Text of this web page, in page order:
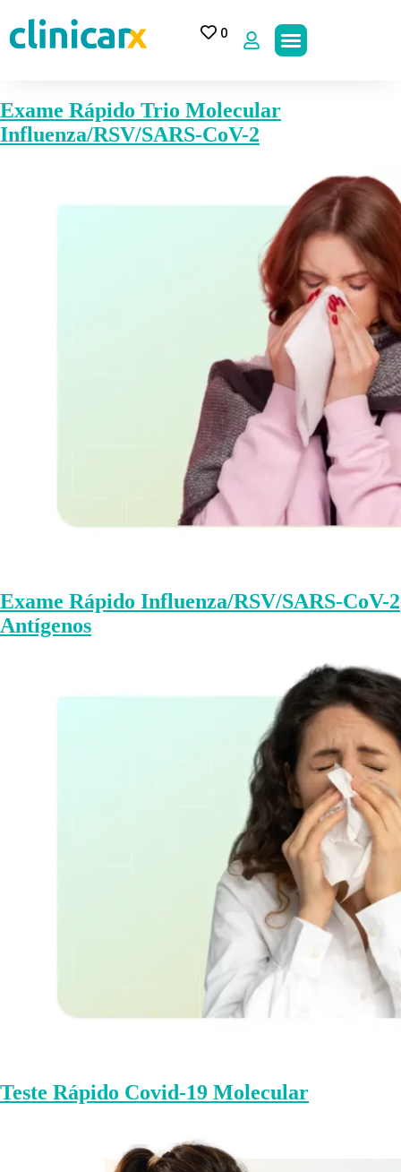
0
Exame Rápido Trio Molecular
Influenza/RSV/SARS-CoV-2
Exame Rápido Influenza/RSV/SARS-CoV-2
Antígenos
Teste Rápido Covid-19 Molecular